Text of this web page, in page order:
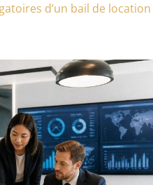
d’un bail de location